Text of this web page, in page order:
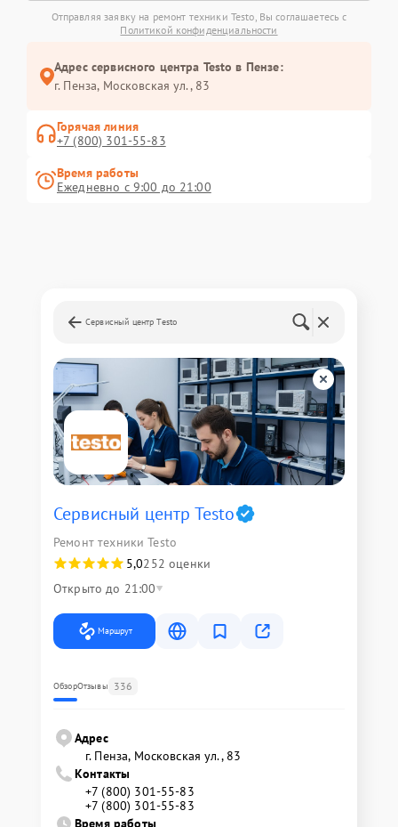
Отправляя заявку на ремонт техники Testo, Вы соглашаетесь с
Политикой конфиденциальности
Адрес сервисного центра Testo в Пензе:
г. Пенза, Московская ул., 83
Горячая линия
+7 (800) 301-55-83
Время работы
Ежедневно с 9:00 до 21:00
Сервисный центр Testo
Сервисный центр Testo
Ремонт техники Testo
5,0252 оценки
Открыто до 21:00
Маршрут
ОбзорОтзывы 336
Адрес
г. Пенза, Московская ул., 83
Контакты
+7 (800) 301-55-83
+7 (800) 301-55-83
Время работы